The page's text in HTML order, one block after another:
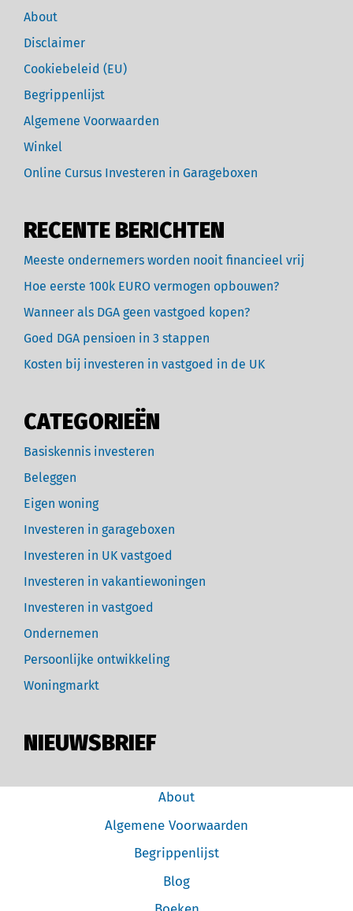
About
Disclaimer
Cookiebeleid (EU)
Begrippenlijst
Algemene Voorwaarden
Winkel
Online Cursus Investeren in Garageboxen
RECENTE BERICHTEN
Meeste ondernemers worden nooit financieel vrij
Hoe eerste 100k EURO vermogen opbouwen?
Wanneer als DGA geen vastgoed kopen?
Goed DGA pensioen in 3 stappen
Kosten bij investeren in vastgoed in de UK
CATEGORIEËN
Basiskennis investeren
Beleggen
Eigen woning
Investeren in garageboxen
Investeren in UK vastgoed
Investeren in vakantiewoningen
Investeren in vastgoed
Ondernemen
Persoonlijke ontwikkeling
Woningmarkt
NIEUWSBRIEF
About
Algemene Voorwaarden
Begrippenlijst
Blog